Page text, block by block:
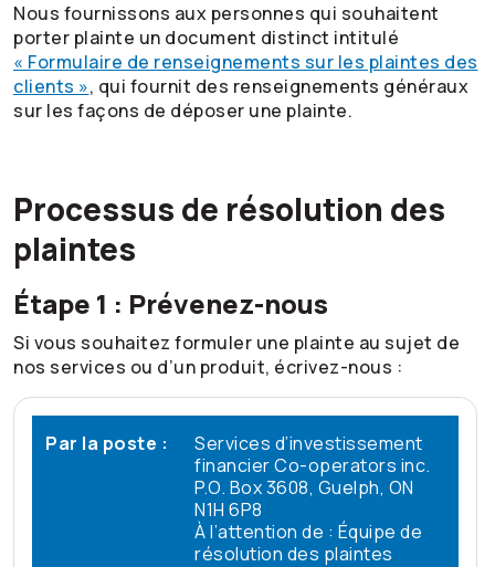
Nous fournissons aux personnes qui souhaitent
porter plainte un document distinct intitulé
« Formulaire de renseignements sur les plaintes des
clients », qui fournit des renseignements généraux
sur les façons de déposer une plainte.
Processus de résolution des
plaintes
Étape 1 : Prévenez-nous
Si vous souhaitez formuler une plainte au sujet de
nos services ou d’un produit, écrivez-nous :
Par la poste :
Services d’investissement
financierCo-operators inc.
P.O. Box 3608, Guelph, ON
N1H 6P8
À l’attention de : Équipe de
résolution des plaintes